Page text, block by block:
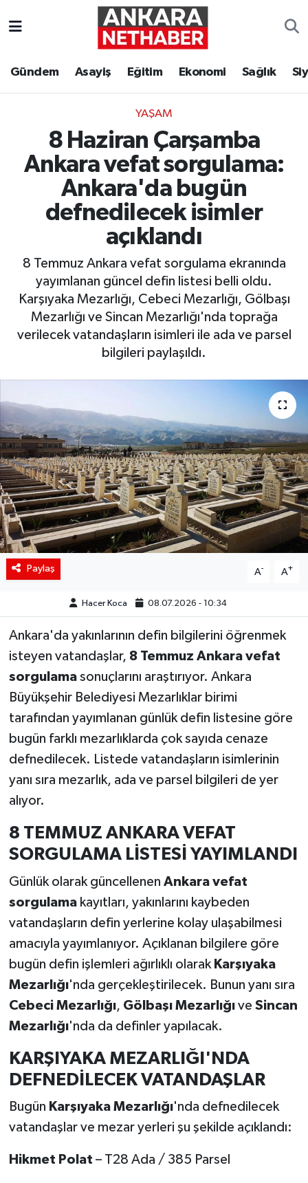
Gündem Asayiş Eğitim Ekonomi Sağlık
YAŞAM
8 Haziran Çarşamba
Ankara vefat sorgulama:
Ankara'da bugün
defnedilecek isimler
açıklandı
8 Temmuz Ankara vefat sorgulama ekranında
yayımlanan güncel defin listesi belli oldu.
Karşıyaka Mezarlığı, Cebeci Mezarlığı, Gölbaşı
Mezarlığı ve Sincan Mezarlığı'nda toprağa
verilecek vatandaşların isimleri ile ada ve parsel
bilgileri paylaşıldı.
Paylaş A- A+
Hacer Koca 08.07.2026 - 10:34
Ankara'da yakınlarının defin bilgilerini öğrenmek
isteyen vatandaşlar, 8 Temmuz Ankara vefat
sorgulamasonuçlarını araştırıyor. Ankara
Büyükşehir Belediyesi Mezarlıklar birimi
tarafından yayımlanan günlük defin listesine göre
bugün farklı mezarlıklarda çok sayıda cenaze
defnedilecek. Listede vatandaşların isimlerinin
yanı sıra mezarlık, ada ve parsel bilgileri de yer
alıyor.
8 TEMMUZ ANKARA VEFAT
SORGULAMA LİSTESİ YAYIMLANDI
Günlük olarak güncellenen Ankara vefat
sorgulamakayıtları, yakınlarını kaybeden
vatandaşların defin yerlerine kolay ulaşabilmesi
amacıyla yayımlanıyor. Açıklanan bilgilere göre
bugün defin işlemleri ağırlıklı olarak Karşıyaka
Mezarlığı'nda gerçekleştirilecek. Bunun yanı sıra
Cebeci Mezarlığı, Gölbaşı Mezarlığıve Sincan
Mezarlığı'nda da definler yapılacak.
KARŞIYAKA MEZARLIĞI'NDA
DEFNEDİLECEK VATANDAŞLAR
Bugün Karşıyaka Mezarlığı'nda defnedilecek
vatandaşlar ve mezar yerleri şu şekilde açıklandı:
Hikmet Polat – T28 Ada / 385 Parsel
Ekonomi
Gündem
Resmi İlanlar
Sağlık
Siyaset
Yaşam
Ankara Hava Durumu
Süper Lig Puan Durumu ve Fikstür
Tüm Manşetler
Son Dakika Haberleri